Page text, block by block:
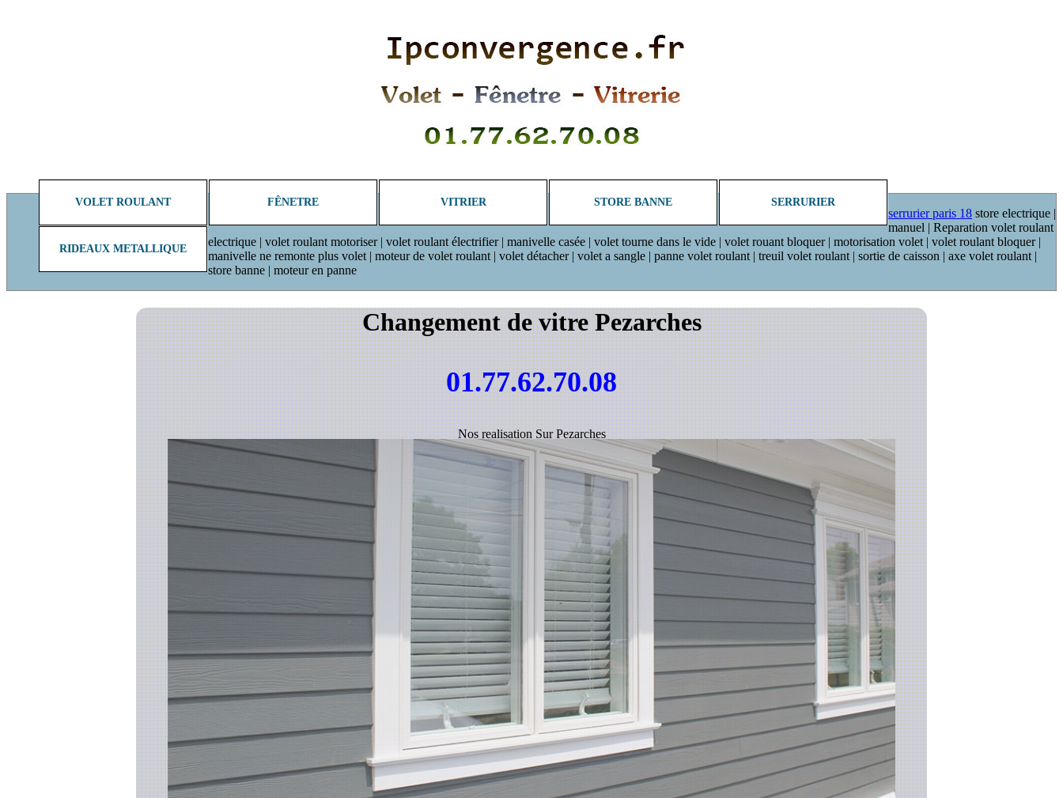
VOLET ROULANT FÊNETRE VITRIER STORE BANNE SERRURIER
RIDEAUX METALLIQUE
serrurier paris 18 store electrique |
manuel | Reparation volet roulant
electrique | volet roulant motoriser | volet roulant électrifier | manivelle casée | volet tourne dans le vide | volet rouant bloquer | motorisation volet | volet roulant bloquer |
manivelle ne remonte plus volet | moteur de volet roulant | volet détacher | volet a sangle | panne volet roulant | treuil volet roulant | sortie de caisson | axe volet roulant |
store banne | moteur en panne
Changement de vitre Pezarches
01.77.62.70.08
Nos realisation Sur Pezarches